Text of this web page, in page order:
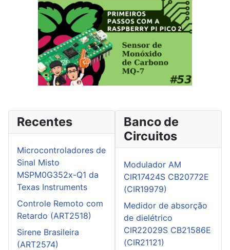
Recentes
Microcontroladores de
Sinal Misto
MSPM0G352x-Q1 da
Texas Instruments
Controle Remoto com
Retardo (ART2518)
Sirene Brasileira
(ART2574)
Banco de
Circuitos
Modulador AM
CIR17424S CB20772E
(CIR19979)
Medidor de absorção
de dielétrico
CIR22029S CB21586E
(CIR21121)